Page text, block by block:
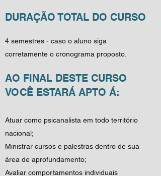
DURAÇÃO TOTAL DO CURSO
4 semestres - caso o aluno siga
corretamente o cronograma proposto.
AO FINAL DESTE CURSO
VOCÊ ESTARÁ APTO Á:
Atuar como psicanalista em todo território
nacional;
Ministrar cursos e palestras dentro de sua
área de aprofundamento;
Avaliar comportamentos individuais